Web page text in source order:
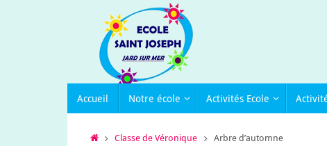
Accueil Notre école Activités Ecole
Accueil
Classe de Véronique Arbre d’automne